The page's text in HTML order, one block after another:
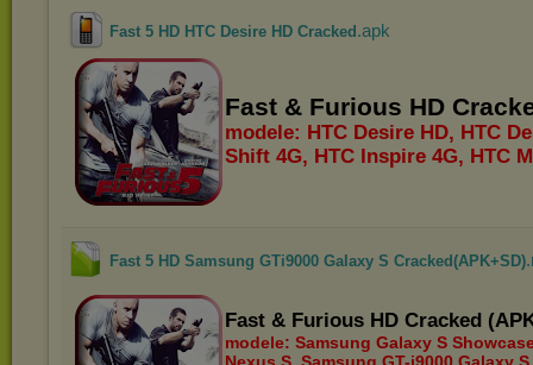
Fast 5 HD HTC Desire HD Cracked.apk
Fast & Furious HD
modele: HTC Desire HD, HTC
Shift 4G, HTC Inspire 4G, HTC
Fast 5 HD Samsung GTi9000 Galaxy S Cracked(APK+SD)
Fast & Furious HD Cracked
modele: Samsung Galaxy S
Nexus S, Samsung GT-i9000 Galaxy